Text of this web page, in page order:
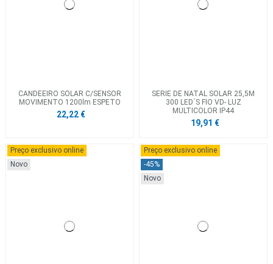
CANDEEIRO SOLAR C/SENSOR
MOVIMENTO 1200lm ESPETO
22,22 €
SERIE DE NATAL SOLAR 25,5M
300 LED´S FIO VD- LUZ
MULTICOLOR IP44
19,91 €
Preço exclusivo online
Novo
Preço exclusivo online
-45%
Novo